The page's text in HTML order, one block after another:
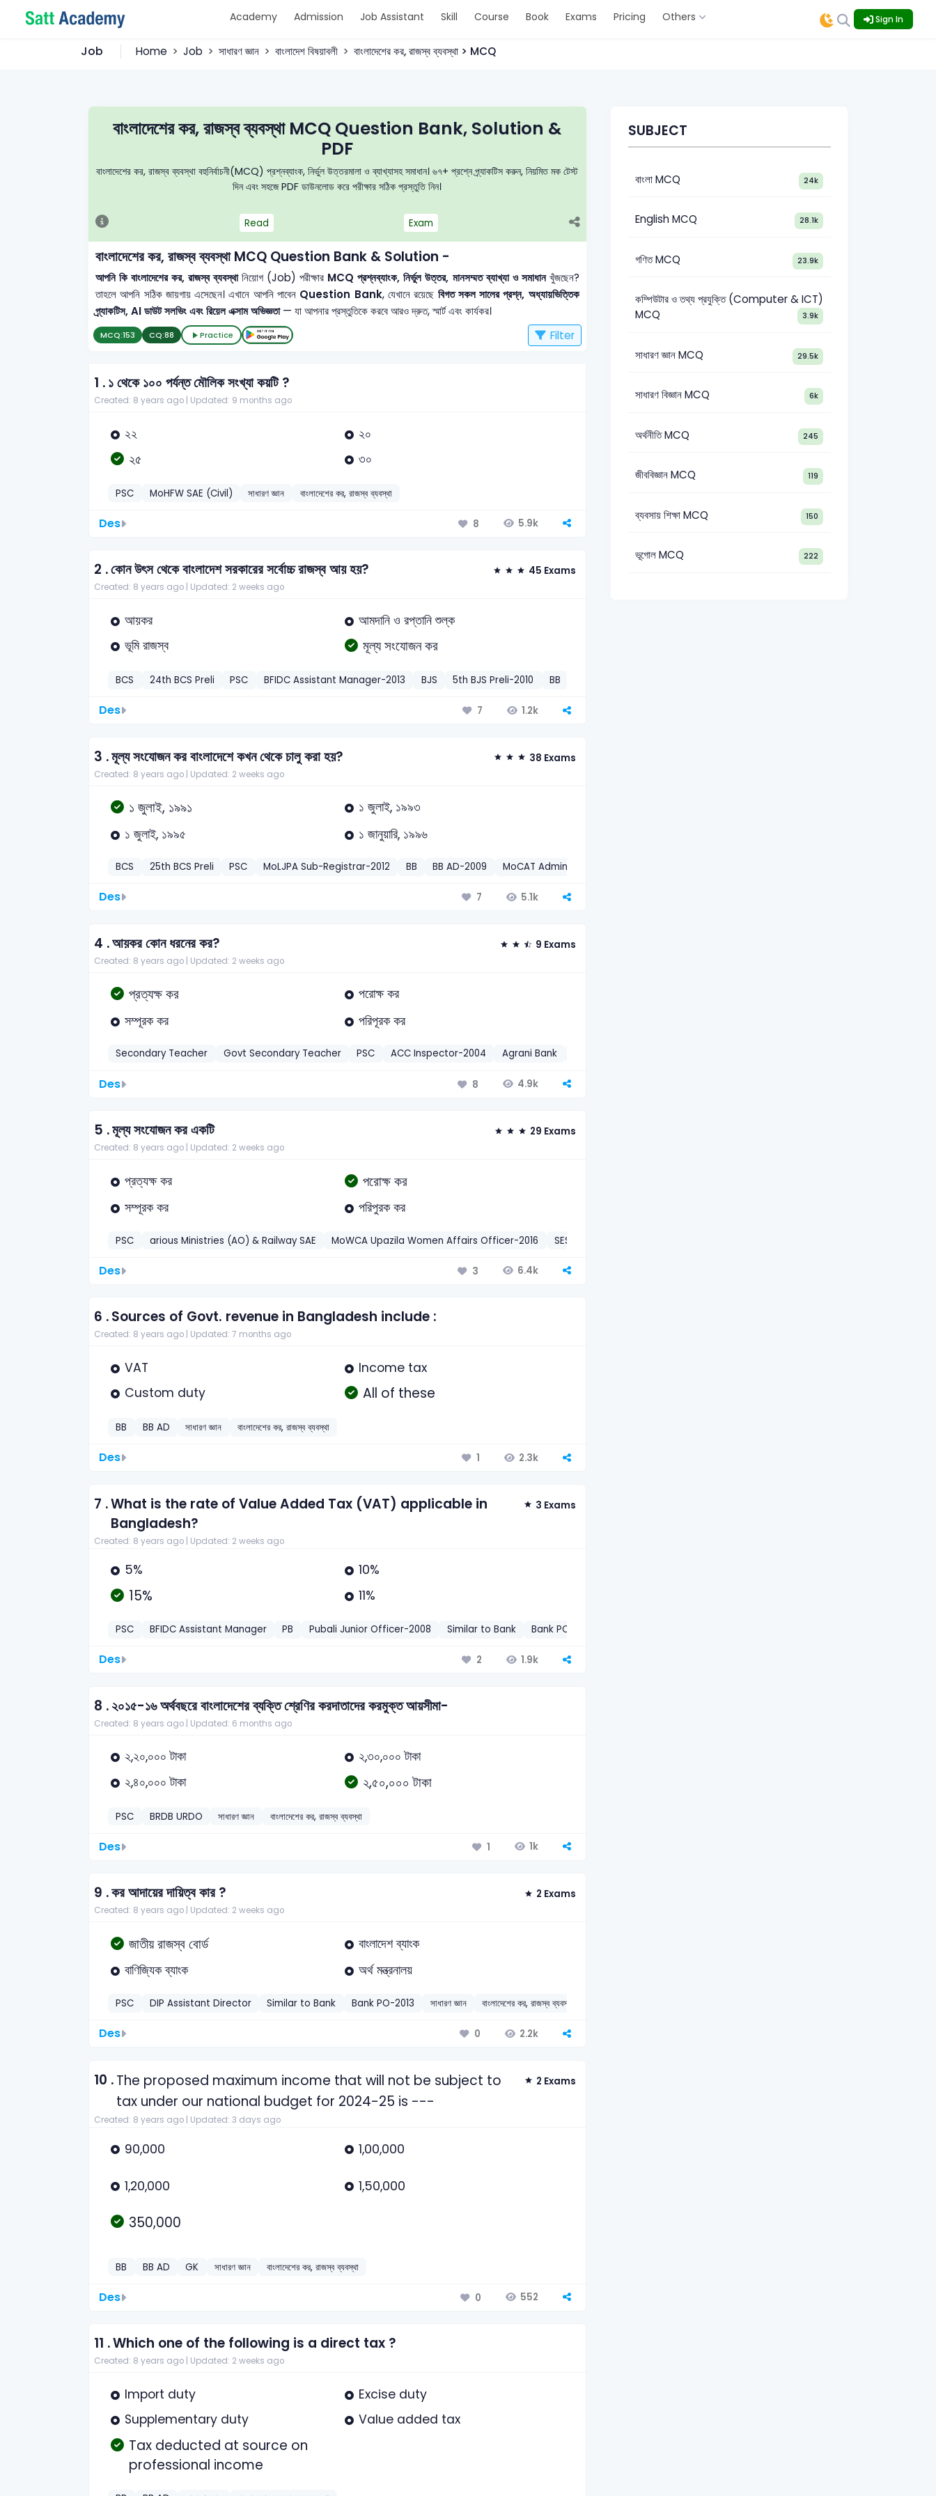
Academy Admission Job Assistant Skill Course Book Exams Pricing Others Sign In
Job Home Job সাধারণ জ্ঞান বাংলাদেশ বিষয়াবলী বাংলাদেশের কর, রাজস্ব ব্যবস্থা > MCQ
বাংলাদেশের কর, রাজস্ব ব্যবস্থা MCQ Question Bank, Solution &
PDF
বাংলাদেশের কর, রাজস্ব ব্যবস্থা বহুনির্বাচনী(MCQ) প্রশ্নব্যাংক, নির্ভুল উত্তরমালা ও ব্যাখ্যাসহ সমাধান। ৬৭+ প্রশ্নে প্র্যাকটিস করুন, নিয়মিত মক টেস্ট
দিন এবং সহজে PDF ডাউনলোড করে পরীক্ষার সঠিক প্রস্তুতি নিন।
Read Exam
বাংলাদেশের কর, রাজস্ব ব্যবস্থা MCQ Question Bank & Solution -
আপনি কি বাংলাদেশের কর, রাজস্ব ব্যবস্থানিয়োগ (Job) পরীক্ষার MCQ প্রশ্নব্যাংক, নির্ভুল উত্তর, মানসম্মত ব্যাখ্যা ও সমাধানখুঁজছেন?
তাহলে আপনি সঠিক জায়গায় এসেছেন। এখানে আপনি পাবেন Question Bank, যেখানে রয়েছে বিগত সকল সালের প্রশ্ন, অধ্যায়ভিত্তিক
প্র্যাকটিস, AI ডাউট সলভিং এবং রিয়েল এক্সাম অভিজ্ঞতা— যা আপনার প্রস্তুতিকে করবে আরও দ্রুত, স্মার্ট এবং কার্যকর।
MCQ:153 CQ:88 Practice Filter
1 .১ থেকে ১০০ পর্যন্ত মৌলিক সংখ্যা কয়টি ?
Created: 8 years ago | Updated: 9 months ago
২২ ২০
২৫ ৩০
PSC MoHFW SAE (Civil) সাধারণ জ্ঞান বাংলাদেশের কর, রাজস্ব ব্যবস্থা
Des 8 5.9k
2 .কোন উৎস থেকে বাংলাদেশ সরকারের সর্বোচ্চ রাজস্ব আয় হয়? 45 Exams
Created: 8 years ago | Updated: 2 weeks ago
আয়কর
আমদানি ও রপ্তানি শুল্ক
ভূমি রাজস্ব
মূল্য সংযোজন কর
BCS 24th BCS Preli PSC BFIDC Assistant Manager-2013 BJS 5th BJS Preli-2010 BB
Des 7 1.2k
3 .মূল্য সংযোজন কর বাংলাদেশে কখন থেকে চালু করা হয়? 38 Exams
Created: 8 years ago | Updated: 2 weeks ago
১ জুলাই, ১৯৯১
১ জুলাই, ১৯৯৩
১ জুলাই, ১৯৯৫
১ জানুয়ারি, ১৯৯৬
BCS 25th BCS Preli PSC MoLJPA Sub-Registrar-2012 BB BB AD-2009 MoCAT Administrative Officer-2005
Des 7 5.1k
4 .আয়কর কোন ধরনের কর? 9 Exams
Created: 8 years ago | Updated: 2 weeks ago
প্রত্যক্ষ কর
পরোক্ষ কর
সম্পূরক কর
পরিপূরক কর
Secondary Teacher Govt Secondary Teacher PSC ACC Inspector-2004 Agrani Bank
Des 8 4.9k
5 .মূল্য সংযোজন কর একটি 29 Exams
Created: 8 years ago | Updated: 2 weeks ago
প্রত্যক্ষ কর পরোক্ষ কর
সম্পূরক কর পরিপুরক কর
PSC arious Ministries (AO) & Railway SAE MoWCA Upazila Women Affairs Officer-2016 SESIP ATSEO-2015
Des 3 6.4k
6 .Sources of Govt. revenue in Bangladesh include :
Created: 8 years ago | Updated: 7 months ago
VAT
Income tax
Custom duty
All of these
BB BB AD সাধারণ জ্ঞান বাংলাদেশের কর, রাজস্ব ব্যবস্থা
Des 1 2.3k
7 .What is the rate of Value Added Tax (VAT) applicable in
Bangladesh?
3 Exams
Created: 8 years ago | Updated: 2 weeks ago
5% 10%
15% 11%
PSC BFIDC Assistant Manager PB Pubali Junior Officer-2008 Similar to Bank Bank PO-2013
Des 2 1.9k
8 .২০১৫-১৬ অর্থবছরে বাংলাদেশের ব্যক্তি শ্রেণির করদাতাদের করমুক্ত আয়সীমা-
Created: 8 years ago | Updated: 6 months ago
২,২০,০০০ টাকা
২,৩০,০০০ টাকা
২,৪০,০০০ টাকা
২,৫০,০০০ টাকা
PSC BRDB URDO সাধারণ জ্ঞান বাংলাদেশের কর, রাজস্ব ব্যবস্থা
Des 1 1k
9 .কর আদায়ের দায়িত্ব কার ? 2 Exams
Created: 8 years ago | Updated: 2 weeks ago
জাতীয় রাজস্ব বোর্ড
বাংলাদেশ ব্যাংক
বাণিজ্যিক ব্যাংক
অর্থ মন্ত্রনালয়
PSC DIP Assistant Director Similar to Bank Bank PO-2013 সাধারণ জ্ঞান বাংলাদেশের কর, রাজস্ব ব্যবস্থা
Des 0 2.2k
10 .The proposed maximum income that will not be subject to
tax under our national budget for 2024-25 is ---
2 Exams
Created: 8 years ago | Updated: 3 days ago
90,000 1,00,000
1,20,000 1,50,000
350,000
BB BB AD GK সাধারণ জ্ঞান বাংলাদেশের কর, রাজস্ব ব্যবস্থা
Des 0 552
11 .Which one of the following is a direct tax ?
Created: 8 years ago | Updated: 2 weeks ago
Import duty
Excise duty
Supplementary duty
Value added tax
Tax deducted at source on
professional income
SUBJECT
বাংলা MCQ 24k
English MCQ 28.1k
গণিত MCQ 23.9k
কম্পিউটার ও তথ্য প্রযুক্তি (Computer & ICT)
MCQ
3.9k
সাধারণ জ্ঞান MCQ 29.5k
সাধারণ বিজ্ঞান MCQ 6k
অর্থনীতি MCQ 245
জীববিজ্ঞান MCQ 119
ব্যবসায় শিক্ষা MCQ 150
ভূগোল MCQ 222